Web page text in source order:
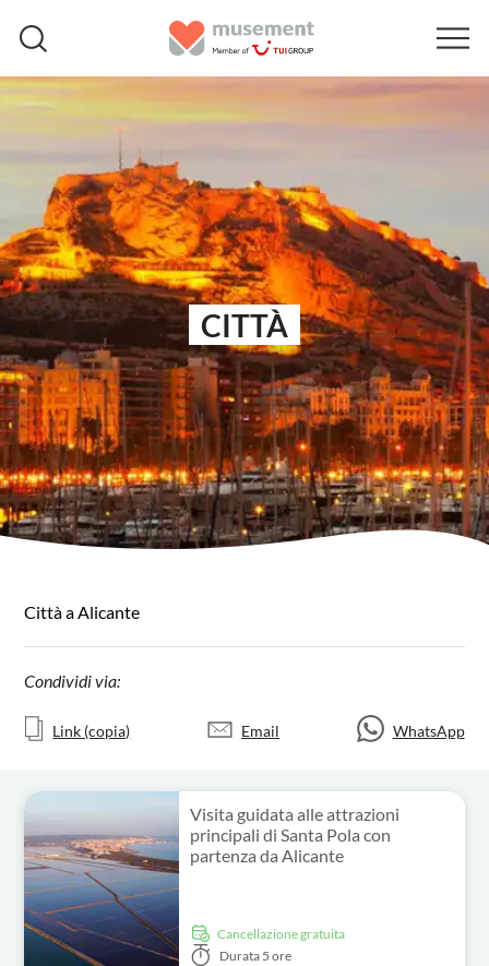
CITTÀ
Città a Alicante
Condividi via:
Link (copia) Email WhatsApp
Visita guidata alle attrazioni
principali di Santa Pola con
partenza da Alicante
Cancellazione gratuita
Durata 5 ore